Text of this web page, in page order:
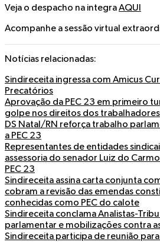
Veja o despacho na integraAQUI
Acompanhe a sessão virtual
Notícias relacionadas:
Sindireceita ingressa com Amicus
Precatórios
Aprovação da PEC 23 em primeiro
golpe nos direitos dos trabalhadores
DS N atal/RN reforça trabalho
a PEC 23
Representantes de entidades
assessoria do senador Luiz do
PEC 23
Sindireceita assina carta conjunta
cobram a revisão das emendas
conhecidas como PEC do calote
Sindireceita conclama Analistas-
parlamentar e mobilizações contra
Sindireceita participa de reunião